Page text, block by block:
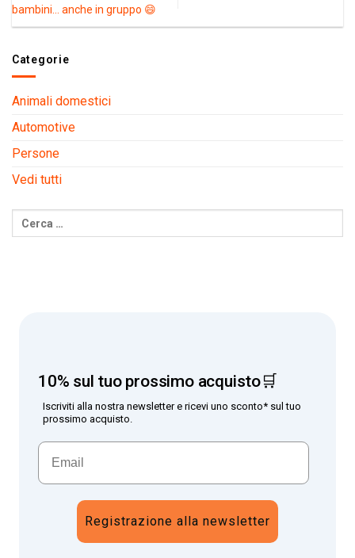
bambini… anche in gruppo 😄
Categorie
Animali domestici
Automotive
Persone
Vedi tutti
10% sul tuo prossimo acquisto🛒
Iscriviti alla nostra newsletter e ricevi uno sconto* sul tuo
prossimo acquisto.
Registrazione alla newsletter